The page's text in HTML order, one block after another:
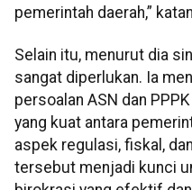
pemerintah daerah,”
Selain itu, menurut dia
sangat diperlukan. Ia
persoalan ASN dan
yang kuat antara
aspek regulasi, fiskal,
tersebut menjadi kunci